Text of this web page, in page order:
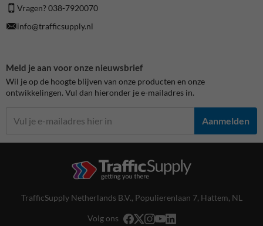
Vragen? 038-7920070
info@trafficsupply.nl
Meld je aan voor onze nieuwsbrief
Wil je op de hoogte blijven van onze producten en onze
ontwikkelingen. Vul dan hieronder je e-mailadres in.
Aanmelden
TrafficSupply Netherlands B.V., Populierenlaan 7, Hattem, NL
Volg ons